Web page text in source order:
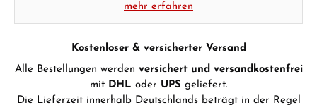
mehr erfahren
Kostenloser & versicherter Versand
Alle Bestellungen werden versichert und versandkostenfrei
mit DHL oder UPS geliefert.
Die Lieferzeit innerhalb Deutschlands beträgt in der Regel